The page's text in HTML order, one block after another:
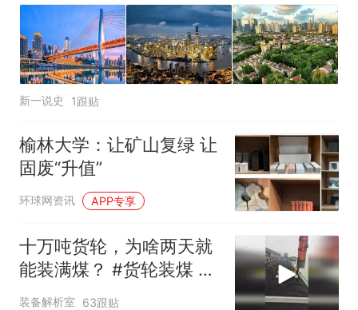
新一说史 1跟贴
榆林大学：让矿山复绿 让
固废“升值”
环球网资讯 APP专享
十万吨货轮，为啥两天就
能装满煤？ #货轮装煤 #
煤炭装船机
装备解析室 63跟贴